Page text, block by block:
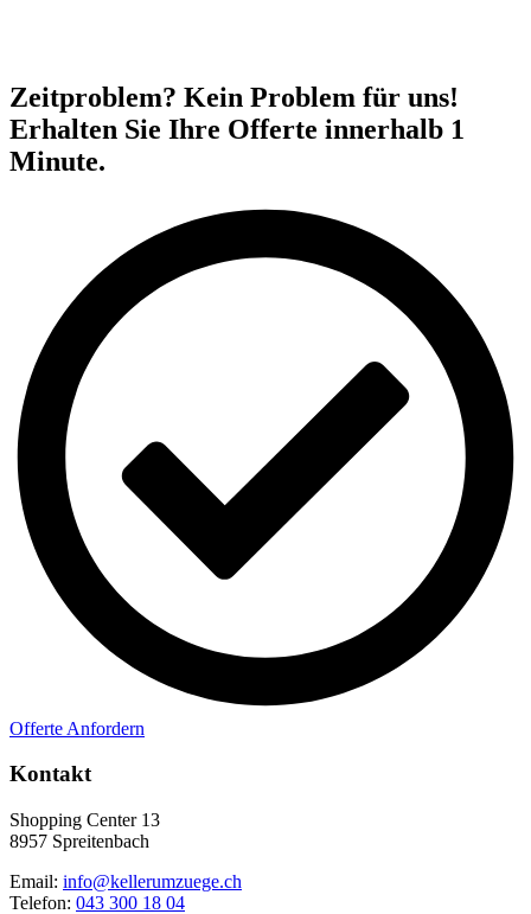
Zeitproblem? Kein Problem für uns!
Erhalten Sie Ihre Offerte innerhalb 1
Minute.
Offerte Anfordern
Kontakt
Shopping Center 13
8957 Spreitenbach
Email: info@kellerumzuege.ch
Telefon: 043 300 18 04